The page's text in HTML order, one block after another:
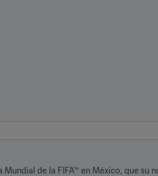
de la FIFA™ en México, que su